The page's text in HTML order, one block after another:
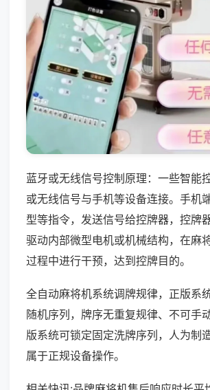
蓝牙或无线信号控制原理：一些智能
或无线信号与手机等设备连接。手机
型等指令，发送信号给控牌器，控牌
驱动内部微型电机或机械结构，在麻
过程中进行干预，达到控牌目的。
全自动麻将机系统调牌规律，正版系
随机序列，牌序无重复规律、不可手
版系统可锁定固定洗牌序列，人为制
属于正规设备操作。